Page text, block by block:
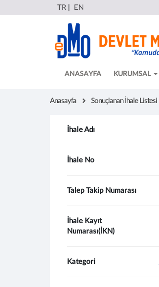
TR EN
ANASAYFA KURUMSAL
Anasayfa Sonuçlanan İhale Listesi
İhale Adı
İhale No
Talep Takip Numarası
İhale Kayıt
Numarası(İKN)
Kategori